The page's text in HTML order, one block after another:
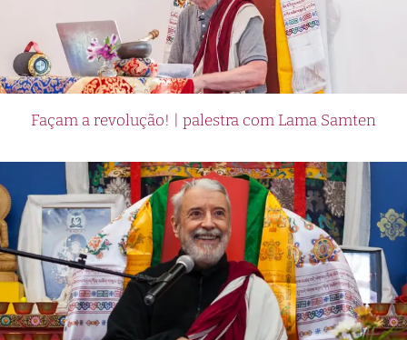
Façam a revolução! | palestra com Lama Samten